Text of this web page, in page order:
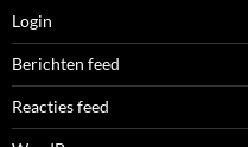
Login
Berichten feed
Reacties feed